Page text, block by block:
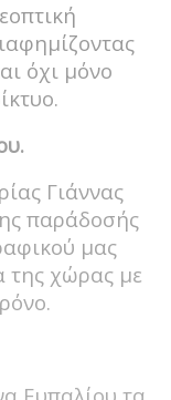
όχι μόνο
Γιάννας
παράδοσής
μας
της χώρας με